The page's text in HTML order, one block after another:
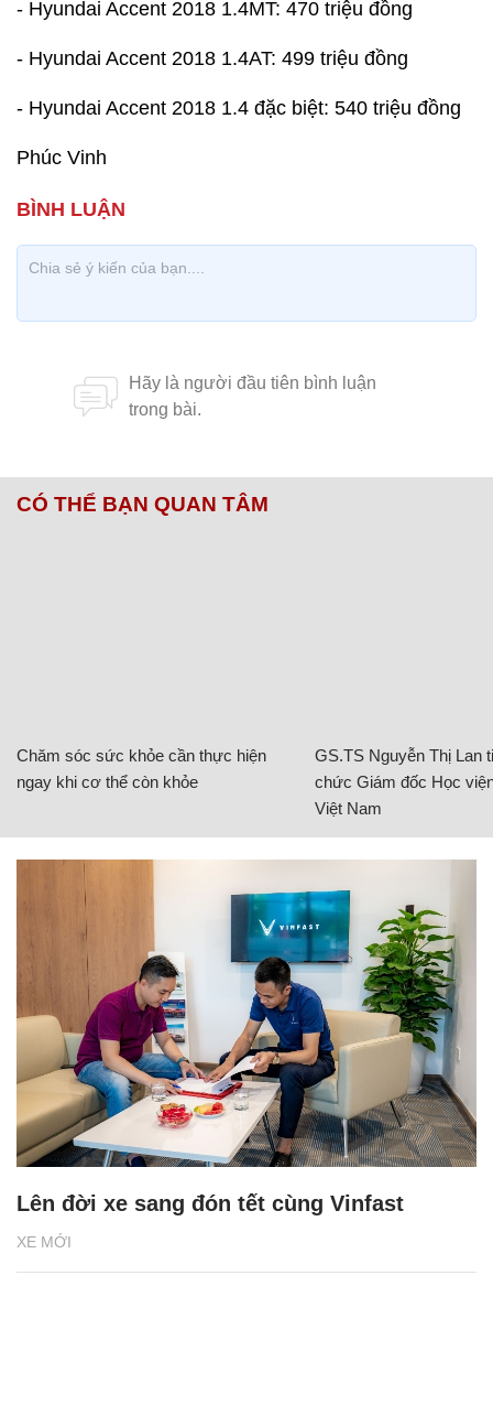
- Hyundai Accent 2018 1.4MT: 470 triệu đồng
- Hyundai Accent 2018 1.4AT: 499 triệu đồng
- Hyundai Accent 2018 1.4 đặc biệt: 540 triệu đồng
Phúc Vinh
CÓ THỂ BẠN QUAN TÂM
Chăm sóc sức khỏe cần thực hiện
ngay khi cơ thể còn khỏe
GS.TS Nguyễn Thị Lan
chức Giám đốc Học
Việt Nam
XE MỚI
Lên đời xe sang đón tết cùng Vinfast